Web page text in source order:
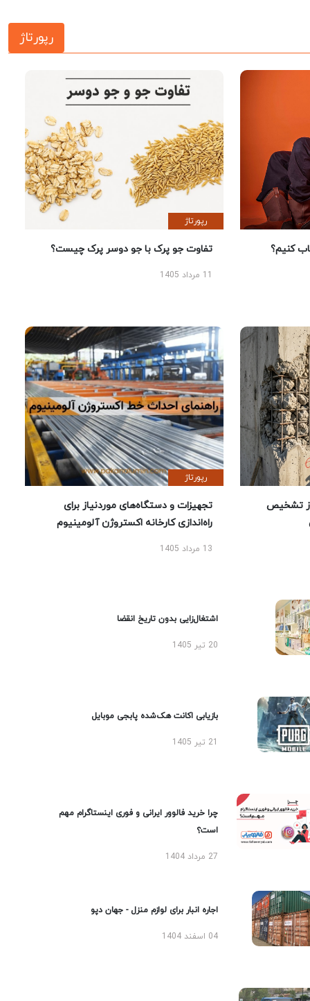
رپورتاژ
کنیم؟
رپورتاژ
تفاوت جو پرک با جو دوسر پرک چیست؟
تشخیص
رپورتاژ
تجهیزات و دستگاه‌های موردنیاز برای
راه‌اندازی کارخانه اکستروژن آلومینیوم
13 مرداد 1405
اشتغال‌زایی بدون تاریخ انقضا
20 تیر 1405
بازیابی اکانت هک‌شده پابجی موبایل
چرا خرید فالوور ایرانی و فوری اینستاگرام مهم
است؟
27 مرداد 1404
اجاره انبار برای لوازم منزل - جهان دپو
04 اسفند 1404